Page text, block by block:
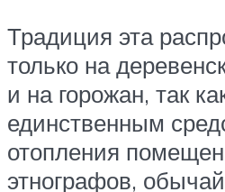
Традиция эта
только на
и на горожан, так
единственным
отопления
этнографов,